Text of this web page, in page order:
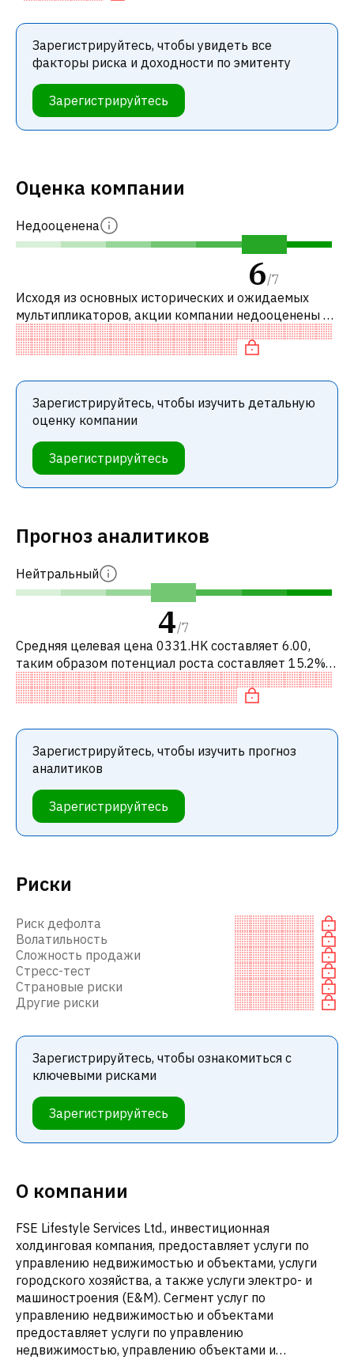
Зарегистрируйтесь, чтобы увидеть все
факторы риска и доходности по эмитенту
Зарегистрируйтесь
Риски
Риск дефолта
Волатильность
Сложность продажи
Стресс-тест
Страновые риски
Другие риски
Зарегистрируйтесь, чтобы ознакомиться с
ключевыми рисками
Зарегистрируйтесь
О компании
FSE Lifestyle Services Ltd., инвестиционная
холдинговая компания, предоставляет услуги по
управлению недвижимостью и объектами, услуги
городского хозяйства, а также услуги электро- и
машиностроения (E&M). Сегмент услуг по
управлению недвижимостью и объектами
предоставляет услуги по управлению
недвижимостью, управлению объектами и
Оценка компании
Недооценена
6/7
Исходя из основных исторических и ожидаемых
мультипликаторов, акции компании недооценены по
сравнению с аналогичными компаниями. В
частности, акция «дешевая» по P/E, недо
Зарегистрируйтесь, чтобы изучить детальную
оценку компании
Зарегистрируйтесь
Прогноз аналитиков
Нейтральный
4/7
Средняя целевая цена 0331.HK составляет 6.00,
таким образом потенциал роста составляет 15.2%.
Обычно это означает рекомендацию «ПОКУПАТЬ»
среди инвестиционных компаний ил
Зарегистрируйтесь, чтобы изучить прогноз
аналитиков
Зарегистрируйтесь